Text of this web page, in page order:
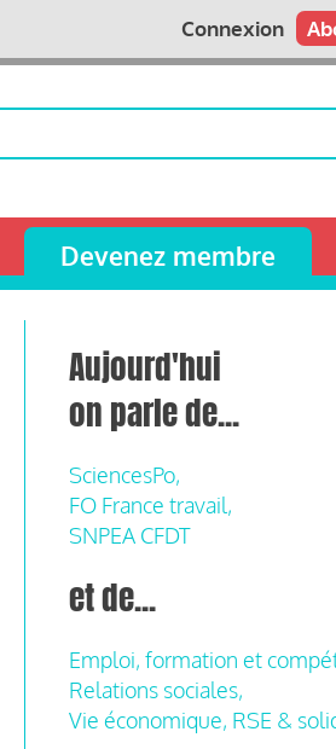
Connexion
Devenez membre
Aujourd'hui
on parle de...
SciencesPo,
FO France travail,
SNPEA CFDT
et de...
Emploi, formation et
Relations sociales,
Vie économique, RSE &